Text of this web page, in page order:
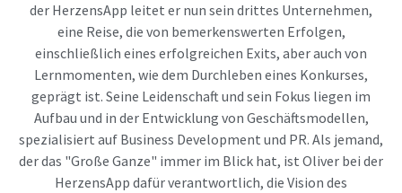
der HerzensApp leitet er nun sein drittes Unternehmen,
eine Reise, die von bemerkenswerten Erfolgen,
einschließlich eines erfolgreichen Exits, aber auch von
Lernmomenten, wie dem Durchleben eines Konkurses,
geprägt ist. Seine Leidenschaft und sein Fokus liegen im
Aufbau und in der Entwicklung von Geschäftsmodellen,
spezialisiert auf Business Development und PR. Als jemand,
der das "Große Ganze" immer im Blick hat, ist Oliver bei der
HerzensApp dafür verantwortlich, die Vision des